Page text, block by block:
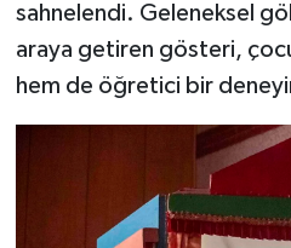
sahnelendi. Geleneksel
araya getiren gösteri,
hem de öğretici bir